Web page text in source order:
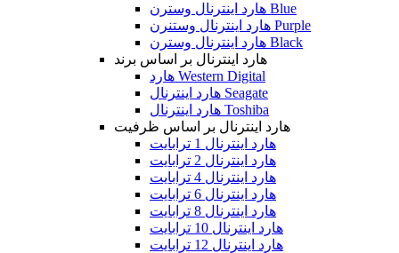
هارد اینترنال وسترن Blue
هارد اینترنال وستنرن Purple
هارد اینترنال وسترن Black
هارد اینترنال بر اساس برند
هارد Western Digital
هارد اینترنال Seagate
هارد اینترنال Toshiba
هارد اینترنال بر اساس ظرفیت
هارد اینترنال 1 ترابایت
هارد اینترنال 2 ترابایت
هارد اینترنال 4 ترابایت
هارد اینترنال 6 ترابایت
هارد اینترنال 8 ترابایت
هارد اینترنال 10 ترابایت
هارد اینترنال 12 ترابایت